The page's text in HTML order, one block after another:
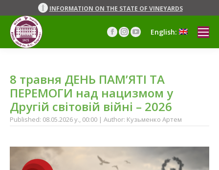
INFORMATION ON THE STATE OF VINEYARDS
Facebook
page
new
Instagram
page
new
YouTube
page
new
English:
8 травня ДЕНЬ ПАМ’ЯТІ ТА
ПЕРЕМОГИ над нацизмом у
Другій світовій війні – 2026
Published: 08.05.2026 y., 00:00 | Author: Кузьменко Артем